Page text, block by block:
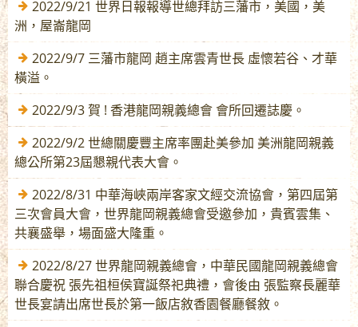
2022/9/21 世界日報報導世總拜訪三藩市，美國，美
洲，屋崙龍岡
2022/9/7 三藩市龍岡 趙主席雲青世長 虛懷若谷、才華
橫溢。
2022/9/3 賀 ! 香港龍岡親義總會 會所回遷誌慶。
2022/9/2 世總關慶豐主席率團赴美參加 美洲龍岡親義
總公所第23屆懇親代表大會。
2022/8/31 中華海峽兩岸客家文經交流協會，第四屆第
三次會員大會，世界龍岡親義總會受邀參加，貴賓雲集、
共襄盛舉，場面盛大隆重。
2022/8/27 世界龍岡親義總會，中華民國龍岡親義總會
聯合慶祝 張先祖桓侯寶誕祭祀典禮，會後由 張監察長麗華
世長宴請出席世長於第一飯店敘香園餐廳餐敘。